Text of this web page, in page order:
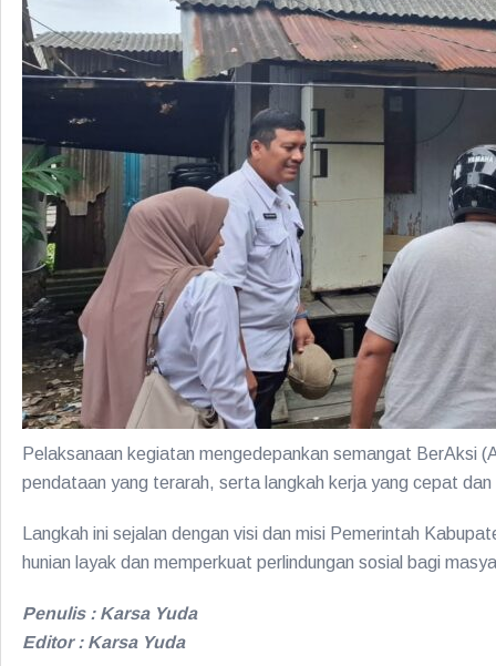
Pelaksanaan kegiatan mengedepankan semangat BerAksi
pendataan yang terarah, serta langkah kerja yang cepat
Langkah ini sejalan dengan visi dan misi Pemerintah
hunian layak dan memperkuat perlindungan sosial bagi
Penulis : Karsa Yuda
Editor : Karsa Yuda